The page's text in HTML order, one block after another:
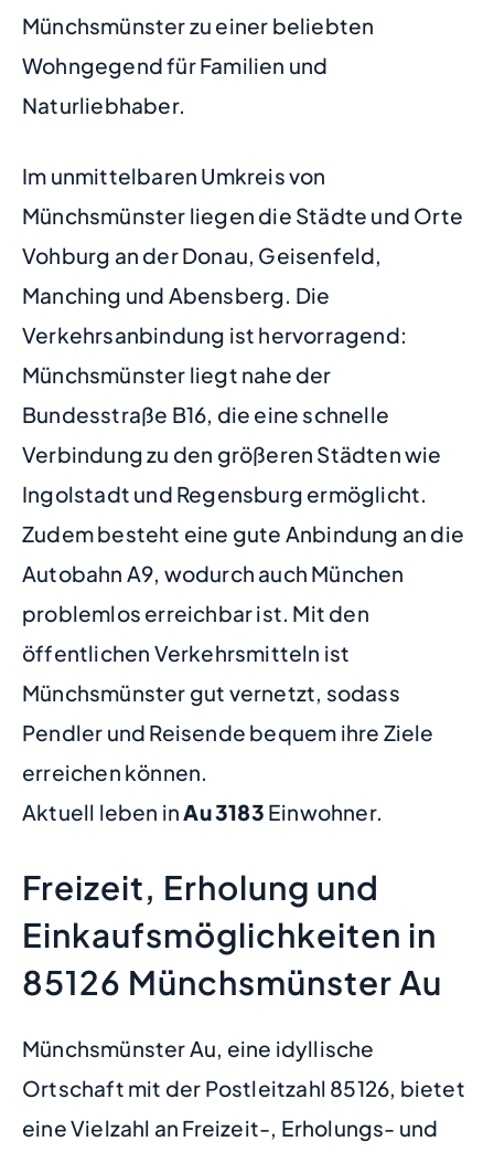
Münchsmünster zu einer beliebten
Wohngegend für Familien und
Naturliebhaber.
Im unmittelbaren Umkreis von
Münchsmünster liegen die Städte und Orte
Vohburg an der Donau, Geisenfeld,
Manching und Abensberg. Die
Verkehrsanbindung ist hervorragend:
Münchsmünster liegt nahe der
Bundesstraße B16, die eine schnelle
Verbindung zu den größeren Städten wie
Ingolstadt und Regensburg ermöglicht.
Zudem besteht eine gute Anbindung an die
Autobahn A9, wodurch auch München
problemlos erreichbar ist. Mit den
öffentlichen Verkehrsmitteln ist
Münchsmünster gut vernetzt, sodass
Pendler und Reisende bequem ihre Ziele
erreichen können.
Aktuell leben inAu3183 Einwohner.
Freizeit, Erholung und
Einkaufsmöglichkeiten in
85126 Münchsmünster Au
Münchsmünster Au, eine idyllische
Ortschaft mit der Postleitzahl 85126, bietet
eine Vielzahl an Freizeit-, Erholungs- und